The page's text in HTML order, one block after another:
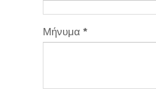
Μήνυμα *